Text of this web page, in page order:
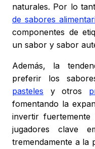
naturales. Por lo
de sabores
componentes de
un sabor y sabor
Además, la
preferir los
pasteles y otros
fomentando la
invertir
jugadores clave
tremendamente a la